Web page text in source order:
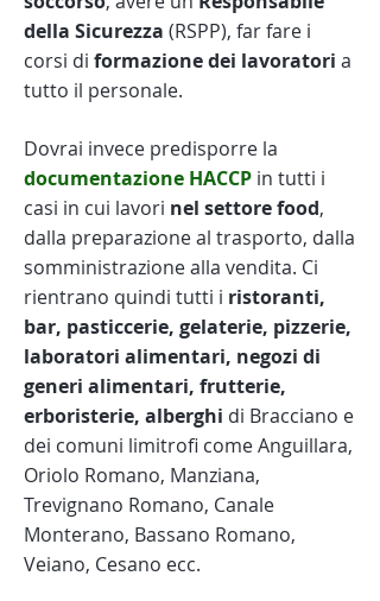
della Sicurezza (RSPP), far fare i
corsi di formazione dei lavoratori a
tutto il personale.
Dovrai invece predisporre la
documentazione HACCP in tutti i
casi in cui lavori nel settore food,
dalla preparazione al trasporto, dalla
somministrazione alla vendita. Ci
rientrano quindi tutti i ristoranti,
bar, pasticcerie, gelaterie, pizzerie,
laboratori alimentari, negozi di
generi alimentari, frutterie,
erboristerie, alberghi di Bracciano e
dei comuni limitrofi come Anguillara,
Oriolo Romano, Manziana,
Trevignano Romano, Canale
Monterano, Bassano Romano,
Veiano, Cesano ecc.